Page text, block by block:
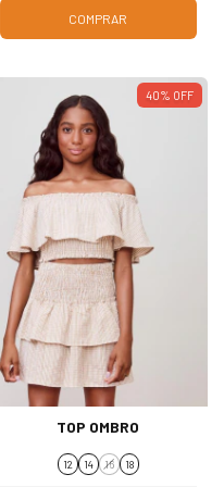
COMPRAR
40% OFF
TOP OMBRO
12 14 16 18